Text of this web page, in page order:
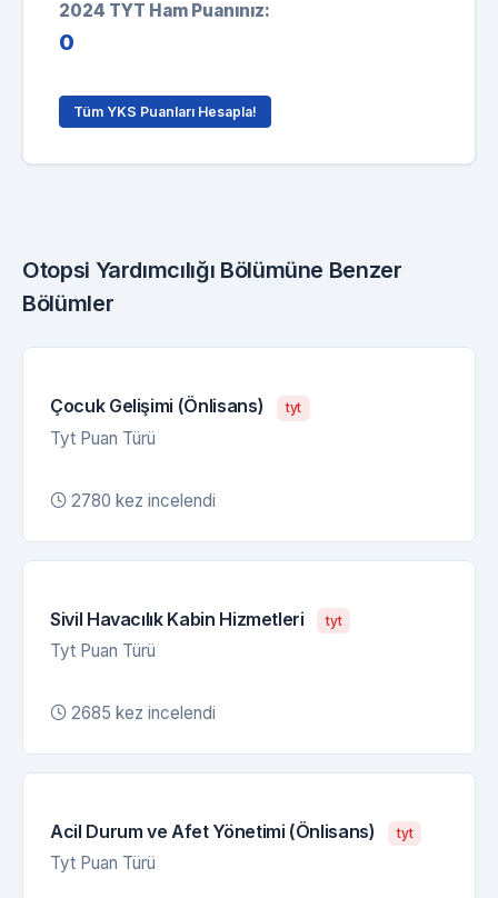
2024 TYT Ham Puanınız:
0
Tüm YKS Puanları Hesapla!
Otopsi Yardımcılığı Bölümüne Benzer
Bölümler
Çocuk Gelişimi (Önlisans) tyt
Tyt Puan Türü
2780 kez incelendi
Sivil Havacılık Kabin Hizmetleri tyt
Tyt Puan Türü
2685 kez incelendi
Acil Durum ve Afet Yönetimi (Önlisans) tyt
Tyt Puan Türü